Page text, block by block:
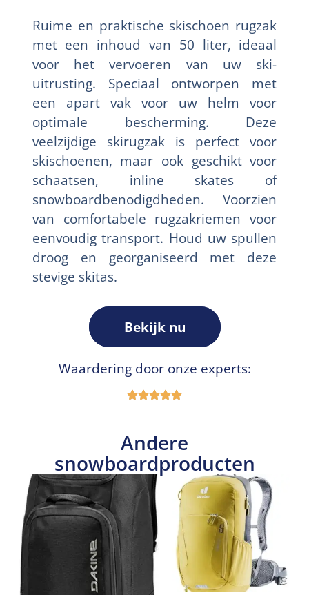
Ruime en praktische skischoen rugzak
met een inhoud van 50 liter, ideaal
voor het vervoeren van uw ski-
uitrusting. Speciaal ontworpen met
een apart vak voor uw helm voor
optimale bescherming. Deze
veelzijdige skirugzak is perfect voor
skischoenen, maar ook geschikt voor
schaatsen, inline skates of
snowboardbenodigdheden. Voorzien
van comfortabele rugzakriemen voor
eenvoudig transport. Houd uw spullen
droog en georganiseerd met deze
stevige skitas.
Bekijk nu
Waardering door onze experts:
Andere
snowboardproducten